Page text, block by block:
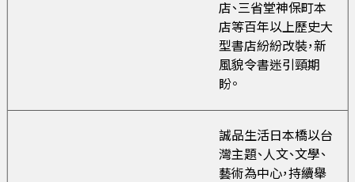
店、三省堂神保町本
店等百年以上歷史大
型書店紛紛改裝，新
風貌令書迷引頸期
盼。
誠品生活日本橋以台
灣主題、人文、文學、
藝術為中心，持續舉